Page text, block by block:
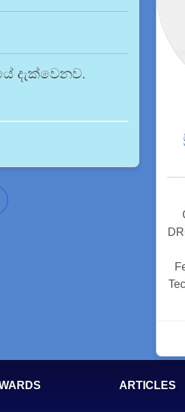
දැක්වෙනව.
ARTICLES